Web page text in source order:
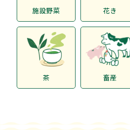
施設野菜 花き
茶 畜産